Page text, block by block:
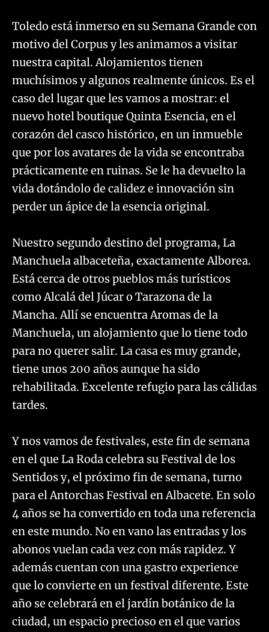
Toledo está inmerso en su Semana Grande con
motivo del Corpus y les animamos a visitar
nuestra capital. Alojamientos tienen
muchísimos y algunos realmente únicos. Es el
caso del lugar que les vamos a mostrar: el
nuevo hotel boutique Quinta Esencia, en el
corazón del casco histórico, en un inmueble
que por los avatares de la vida se encontraba
prácticamente en ruinas. Se le ha devuelto la
vida dotándolo de calidez e innovación sin
perder un ápice de la esencia original.
Nuestro segundo destino del programa, La
Manchuela albaceteña, exactamente Alborea.
Está cerca de otros pueblos más turísticos
como Alcalá del Júcar o Tarazona de la
Mancha. Allí se encuentra Aromas de la
Manchuela, un alojamiento que lo tiene todo
para no querer salir. La casa es muy grande,
tiene unos 200 años aunque ha sido
rehabilitada. Excelente refugio para las cálidas
tardes.
Y nos vamos de festivales, este fin de semana
en el que La Roda celebra su Festival de los
Sentidos y, el próximo fin de semana, turno
para el Antorchas Festival en Albacete. En solo
4 años se ha convertido en toda una referencia
en este mundo. No en vano las entradas y los
abonos vuelan cada vez con más rapidez. Y
además cuentan con una gastro experience
que lo convierte en un festival diferente. Este
año se celebrará en el jardín botánico de la
ciudad, un espacio precioso en el que varios